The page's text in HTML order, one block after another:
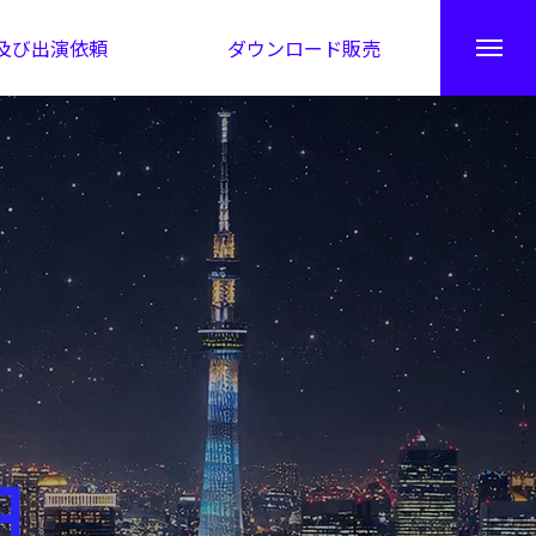
び出演依頼 ダウンロード販売
秘伝公開！吉凶カレンダー